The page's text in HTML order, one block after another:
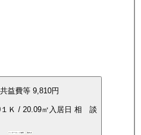
共益費等 9,810円
１Ｋ / 20.09㎡ 入居日 相 談
インターネット無料 南向き